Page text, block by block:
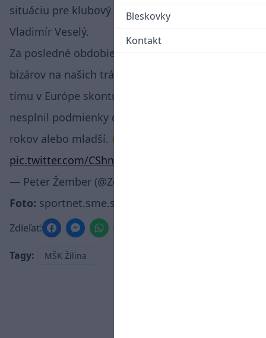
Bleskovky
Kontakt
situáciu pre klubový web mskzilina.sk tréner
Vladimír Veselý.
Za posledné obdobie asi jeden z najväčších
bizárov na našich trávnikoch. Najmladšiemu
tímu v Európe skontumovali zápas, pretože
nesplnil podmienky o nasadení hráča do 21
rokov alebo mladší. 🤭👏🏻 Pobavilo.
pic.twitter.com/CShnE7TvQz
— Peter Žember (@Zembo81)
Foto: sportnet.sme.sk/futbalnet/
Zdieľať:
Tagy: MŠK Žilina